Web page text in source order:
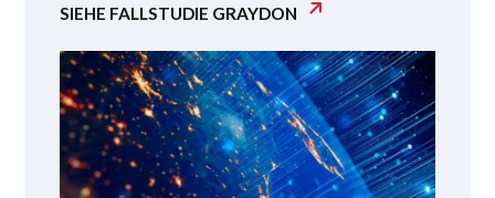
SIEHE FALLSTUDIE GRAYDON